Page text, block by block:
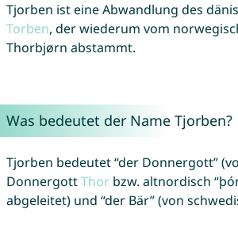
Tjorben ist eine Abwandlung des
Torben, der wiederum vom
Thorbjørn abstammt.
Was bedeutet der Name Tjorben?
Tjorben bedeutet “der Donnergott”
DonnergottThorbzw. altnordisch
abgeleitet) und “der Bär” (von